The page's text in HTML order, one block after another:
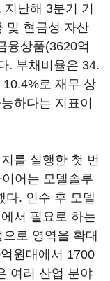
난해 3분기 기
및 현금성 자산
융상품(3620억
. 부채비율은 34.
로 재무 상
하다는 지표이
를 실행한 첫 번
어는 모델솔루
다. 인수 후 모델
서 필요로 하는
로 영역을 확대
원대에서 1700
여러 산업 분야